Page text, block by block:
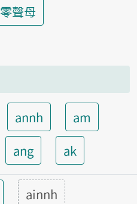
零聲母
annh
am
ang ak
ainnh